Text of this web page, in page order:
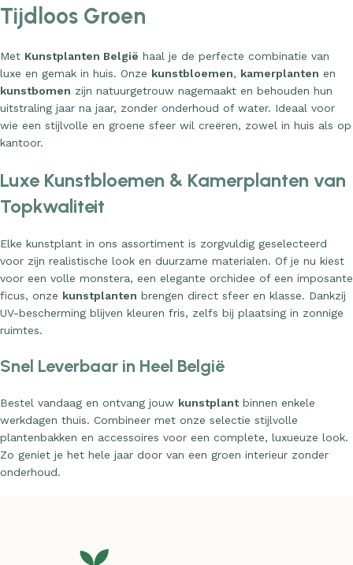
Tijdloos Groen
Met Kunstplanten België haal je de perfecte combinatie van
luxe en gemak in huis. Onze kunstbloemen, kamerplanten en
kunstbomen zijn natuurgetrouw nagemaakt en behouden hun
uitstraling jaar na jaar, zonder onderhoud of water. Ideaal voor
wie een stijlvolle en groene sfeer wil creëren, zowel in huis als op
kantoor.
Luxe Kunstbloemen & Kamerplanten van
Topkwaliteit
Elke kunstplant in ons assortiment is zorgvuldig geselecteerd
voor zijn realistische look en duurzame materialen. Of je nu kiest
voor een volle monstera, een elegante orchidee of een imposante
ficus, onze kunstplanten brengen direct sfeer en klasse. Dankzij
UV-bescherming blijven kleuren fris, zelfs bij plaatsing in zonnige
ruimtes.
Snel Leverbaar in Heel België
Bestel vandaag en ontvang jouw kunstplantbinnen enkele
werkdagen thuis. Combineer met onze selectie stijlvolle
plantenbakken en accessoires voor een complete, luxueuze look.
Zo geniet je het hele jaar door van een groen interieur zonder
onderhoud.